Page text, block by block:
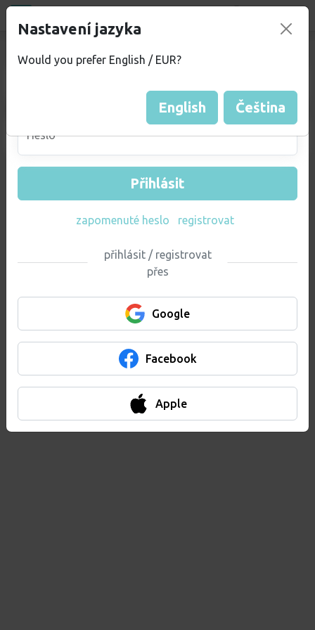
Admin sekce - přihlaš se
Přihlásit
Heslo
Přihlásit
zapomenuté heslo registrovat
přihlásit / registrovat
přes
Google
Facebook
Apple
Nastavení jazyka
Would you prefer English / EUR?
English Čeština